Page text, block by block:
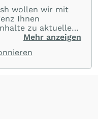
wollen wir mit
Ihnen
zu aktuellen
aus
Mehr anzeigen